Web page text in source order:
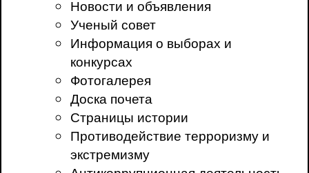
Новости и объявления
Ученый совет
Информация о выборах и
конкурсах
Фотогалерея
Доска почета
Страницы истории
Противодействие терроризму и
экстремизму